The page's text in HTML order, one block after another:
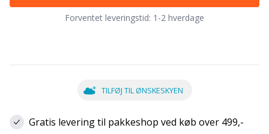
Forventet leveringstid: 1-2 hverdage
TILFØJ TIL ØNSKESKYEN
Gratis levering til pakkeshop ved køb over 499,-